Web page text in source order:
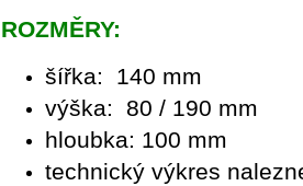
ROZMĚRY:
šířka: 140 mm
výška: 80 / 190 mm
hloubka: 100 mm
technický výkres